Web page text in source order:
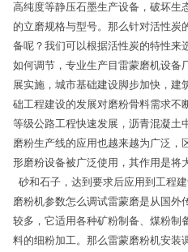
高纯度等静压石墨生产设备，破坏生
的立磨规格与型号。那么针对活性炭
备呢？我们可以根据活性炭的特性来
如何调节，专业生产目雷蒙磨机设备
展实施，城市基础建设脚步加快，建
础工程建设的发展对磨粉骨料需求不
等级公路工程快速发展，沥青混凝土
磨粉生产线的应用也越来越为广泛，
形磨粉设备被广泛使用，其作用是将
砂和石子，达到要求后应用到工程
磨粉机参数怎么调试雷蒙磨是从国外
较多，它适用各种矿粉制备、煤粉制
料的细粉加工。那么雷蒙磨粉机安装